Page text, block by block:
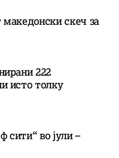
скеч за
222
исто толку
сити“ во јули –